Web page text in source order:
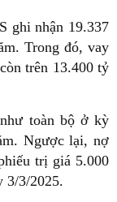
ghi nhận 19.337
Trong đó, vay
trên 13.400 tỷ
toàn bộ ở kỳ
Ngược lại, nợ
trị giá 5.000
3/3/2025.